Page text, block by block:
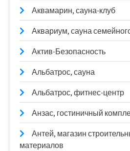
Аквамарин, сауна-клуб
Аквариум, сауна
Актив-Безопасность
Альбатрос, сауна
Альбатрос, фитнес-центр
Анзас, гостиничный
Антей, магазин
материалов